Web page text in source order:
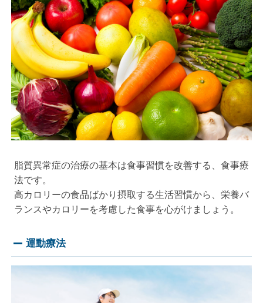
脂質異常症の治療の基本は食事習慣を改善する、食事療
法です。
高カロリーの食品ばかり摂取する生活習慣から、栄養バ
ランスやカロリーを考慮した食事を心がけましょう。
運動療法